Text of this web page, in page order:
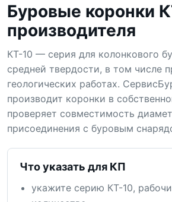
Буровые коронки
производителя
КТ-10 — серия для колонкового
средней твердости, в том числе
геологических работах.
производит коронки в
проверяет совместимость
присоединения с буровым
Что указать для КП
укажите серию КТ-10,